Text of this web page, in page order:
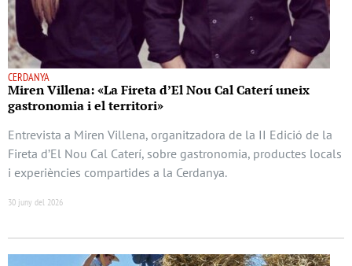
CERDANYA
Miren Villena: «La Fireta d’El Nou Cal Caterí uneix
gastronomia i el territori»
Entrevista a Miren Villena, organitzadora de la II Edició de la
Fireta d’El Nou Cal Caterí, sobre gastronomia, productes locals
i experiències compartides a la Cerdanya.
30 juny del 2026